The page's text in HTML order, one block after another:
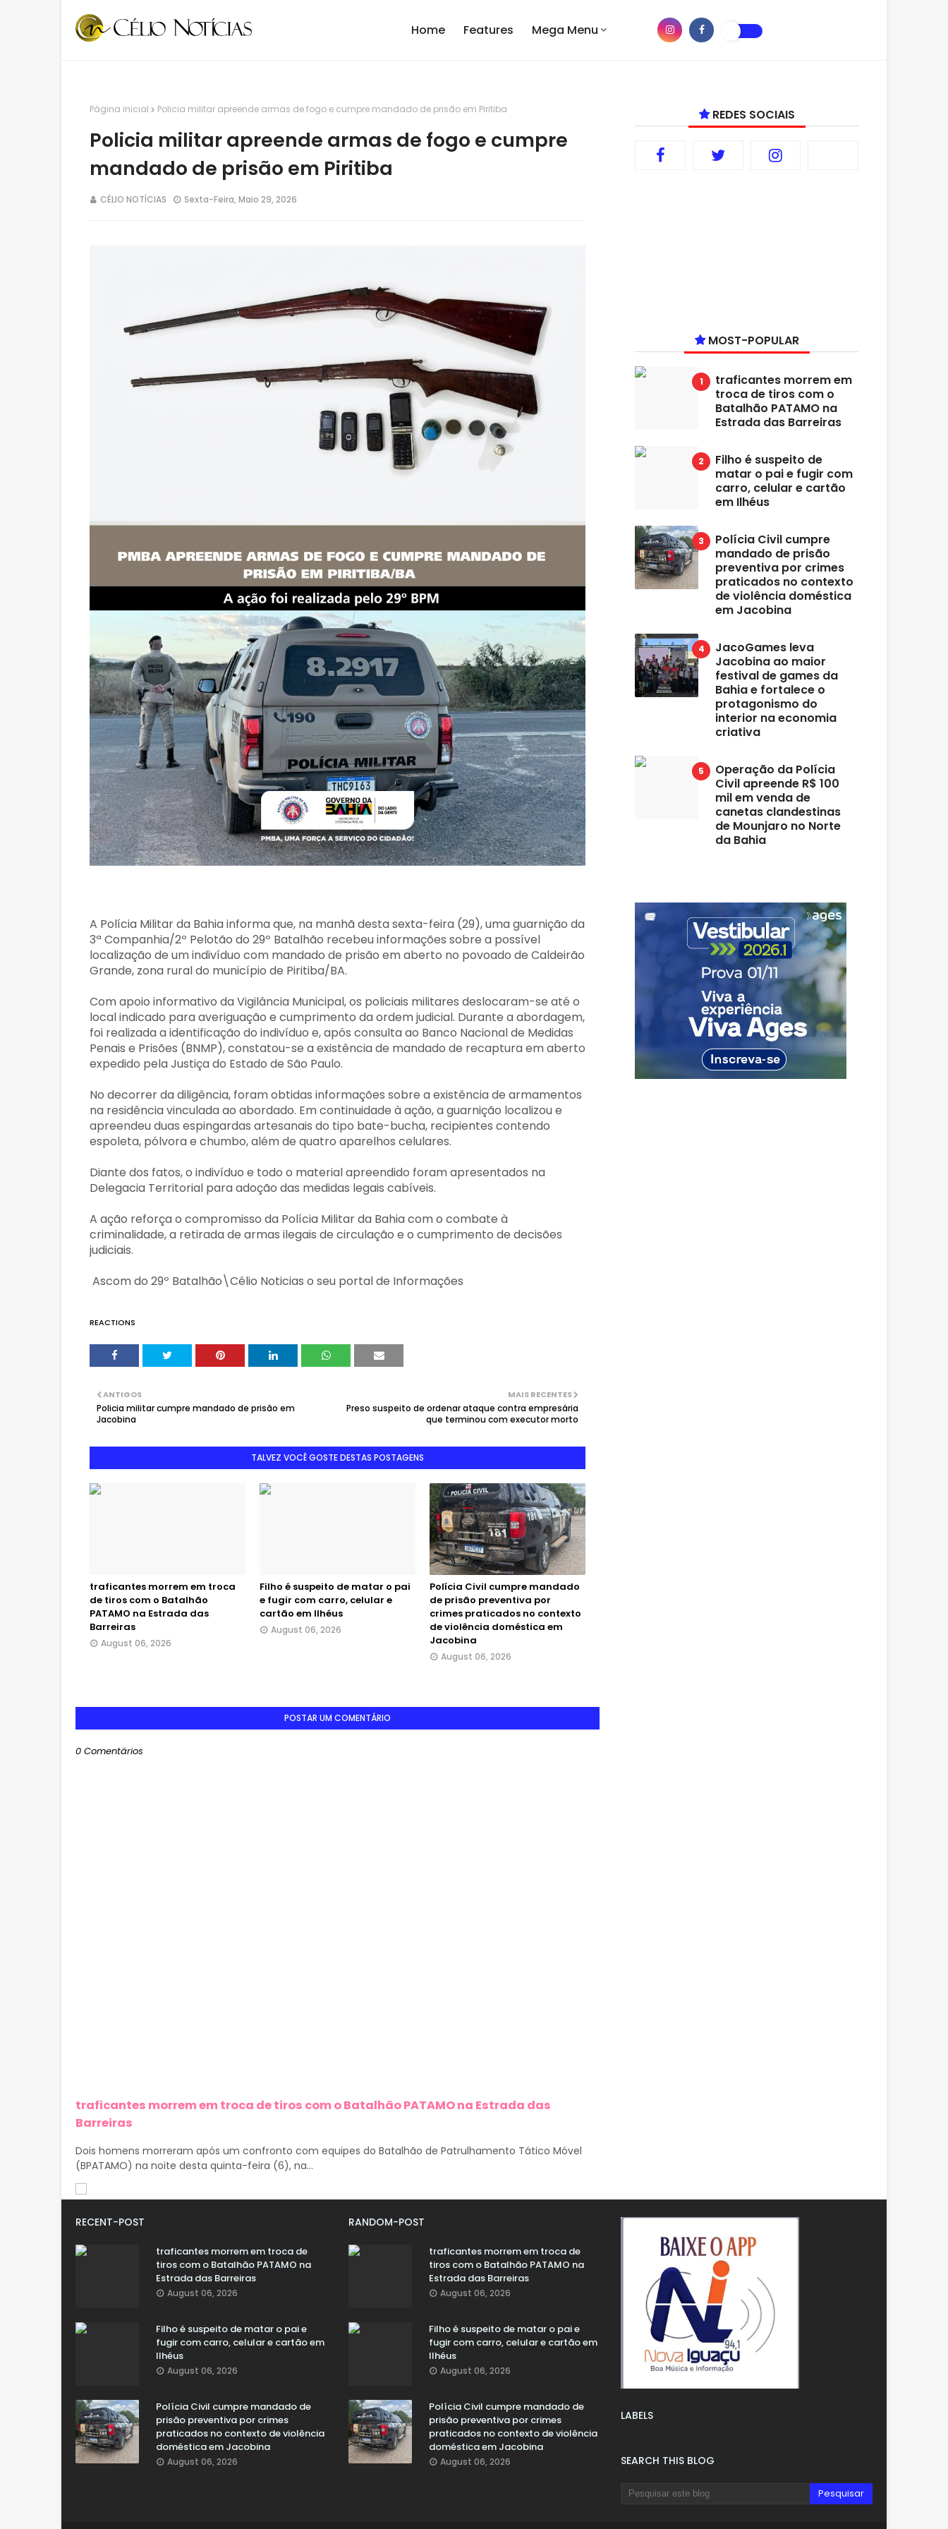
Home Features Mega Menu
Página inicial Policia militar apreende armas de fogo e cumpre mandado de prisão em Piritiba
Policia militar apreende armas de fogo e cumpre
mandado de prisão em Piritiba
CÉLIO NOTÍCIAS Sexta-Feira, Maio 29, 2026
A Polícia Militar da Bahia informa que, na manhã desta sexta-feira (29), uma guarnição da
3ª Companhia/2º Pelotão do 29º Batalhão recebeu informações sobre a possível
localização de um indivíduo com mandado de prisão em aberto no povoado de Caldeirão
Grande, zona rural do município de Piritiba/BA.
Com apoio informativo da Vigilância Municipal, os policiais militares deslocaram-se até o
local indicado para averiguação e cumprimento da ordem judicial. Durante a abordagem,
foi realizada a identificação do indivíduo e, após consulta ao Banco Nacional de Medidas
Penais e Prisões (BNMP), constatou-se a existência de mandado de recaptura em aberto
expedido pela Justiça do Estado de São Paulo.
No decorrer da diligência, foram obtidas informações sobre a existência de armamentos
na residência vinculada ao abordado. Em continuidade à ação, a guarnição localizou e
apreendeu duas espingardas artesanais do tipo bate-bucha, recipientes contendo
espoleta, pólvora e chumbo, além de quatro aparelhos celulares.
Diante dos fatos, o indivíduo e todo o material apreendido foram apresentados na
Delegacia Territorial para adoção das medidas legais cabíveis.
A ação reforça o compromisso da Polícia Militar da Bahia com o combate à
criminalidade, a retirada de armas ilegais de circulação e o cumprimento de decisões
judiciais.
Ascom do 29º Batalhão\Célio Noticias o seu portal de Informações
REACTIONS
MAIS RECENTES
Preso suspeito de ordenar ataque contra empresária
que terminou com executor morto
ANTIGOS
Policia militar cumpre mandado de prisão em
Jacobina
TALVEZ VOCÊ GOSTE DESTAS POSTAGENS
traficantes morrem em troca
de tiros com o Batalhão
PATAMO na Estrada das
Barreiras
August 06, 2026
Filho é suspeito de matar o pai
e fugir com carro, celular e
cartão em Ilhéus
August 06, 2026
Polícia Civil cumpre mandado
de prisão preventiva por
crimes praticados no contexto
de violência doméstica em
Jacobina
August 06, 2026
POSTAR UM COMENTÁRIO
0 Comentários
traficantes morrem em troca de tiros com o Batalhão PATAMO na Estrada das
Barreiras
Dois homens morreram após um confronto com equipes do Batalhão de Patrulhamento Tático Móvel
(BPATAMO) na noite desta quinta-feira (6), na...
REDES SOCIAIS
MOST-POPULAR
traficantes morrem em
troca de tiros com o
Batalhão PATAMO na
Estrada das Barreiras
Filho é suspeito de
matar o pai e fugir com
carro, celular e cartão
em Ilhéus
Polícia Civil cumpre
mandado de prisão
preventiva por crimes
praticados no contexto
de violência doméstica
em Jacobina
JacoGames leva
Jacobina ao maior
festival de games da
Bahia e fortalece o
protagonismo do
interior na economia
criativa
Operação da Polícia
Civil apreende R$ 100
mil em venda de
canetas clandestinas
de Mounjaro no Norte
da Bahia
RECENT-POST
traficantes morrem em troca de
tiros com o Batalhão PATAMO na
Estrada das Barreiras
August 06, 2026
Filho é suspeito de matar o pai e
fugir com carro, celular e cartão em
Ilhéus
August 06, 2026
Polícia Civil cumpre mandado de
prisão preventiva por crimes
praticados no contexto de violência
doméstica em Jacobina
August 06, 2026
RANDOM-POST
traficantes morrem em troca de
tiros com o Batalhão PATAMO na
Estrada das Barreiras
August 06, 2026
Filho é suspeito de matar o pai e
fugir com carro, celular e cartão em
Ilhéus
August 06, 2026
Polícia Civil cumpre mandado de
prisão preventiva por crimes
praticados no contexto de violência
doméstica em Jacobina
August 06, 2026
LABELS
SEARCH THIS BLOG